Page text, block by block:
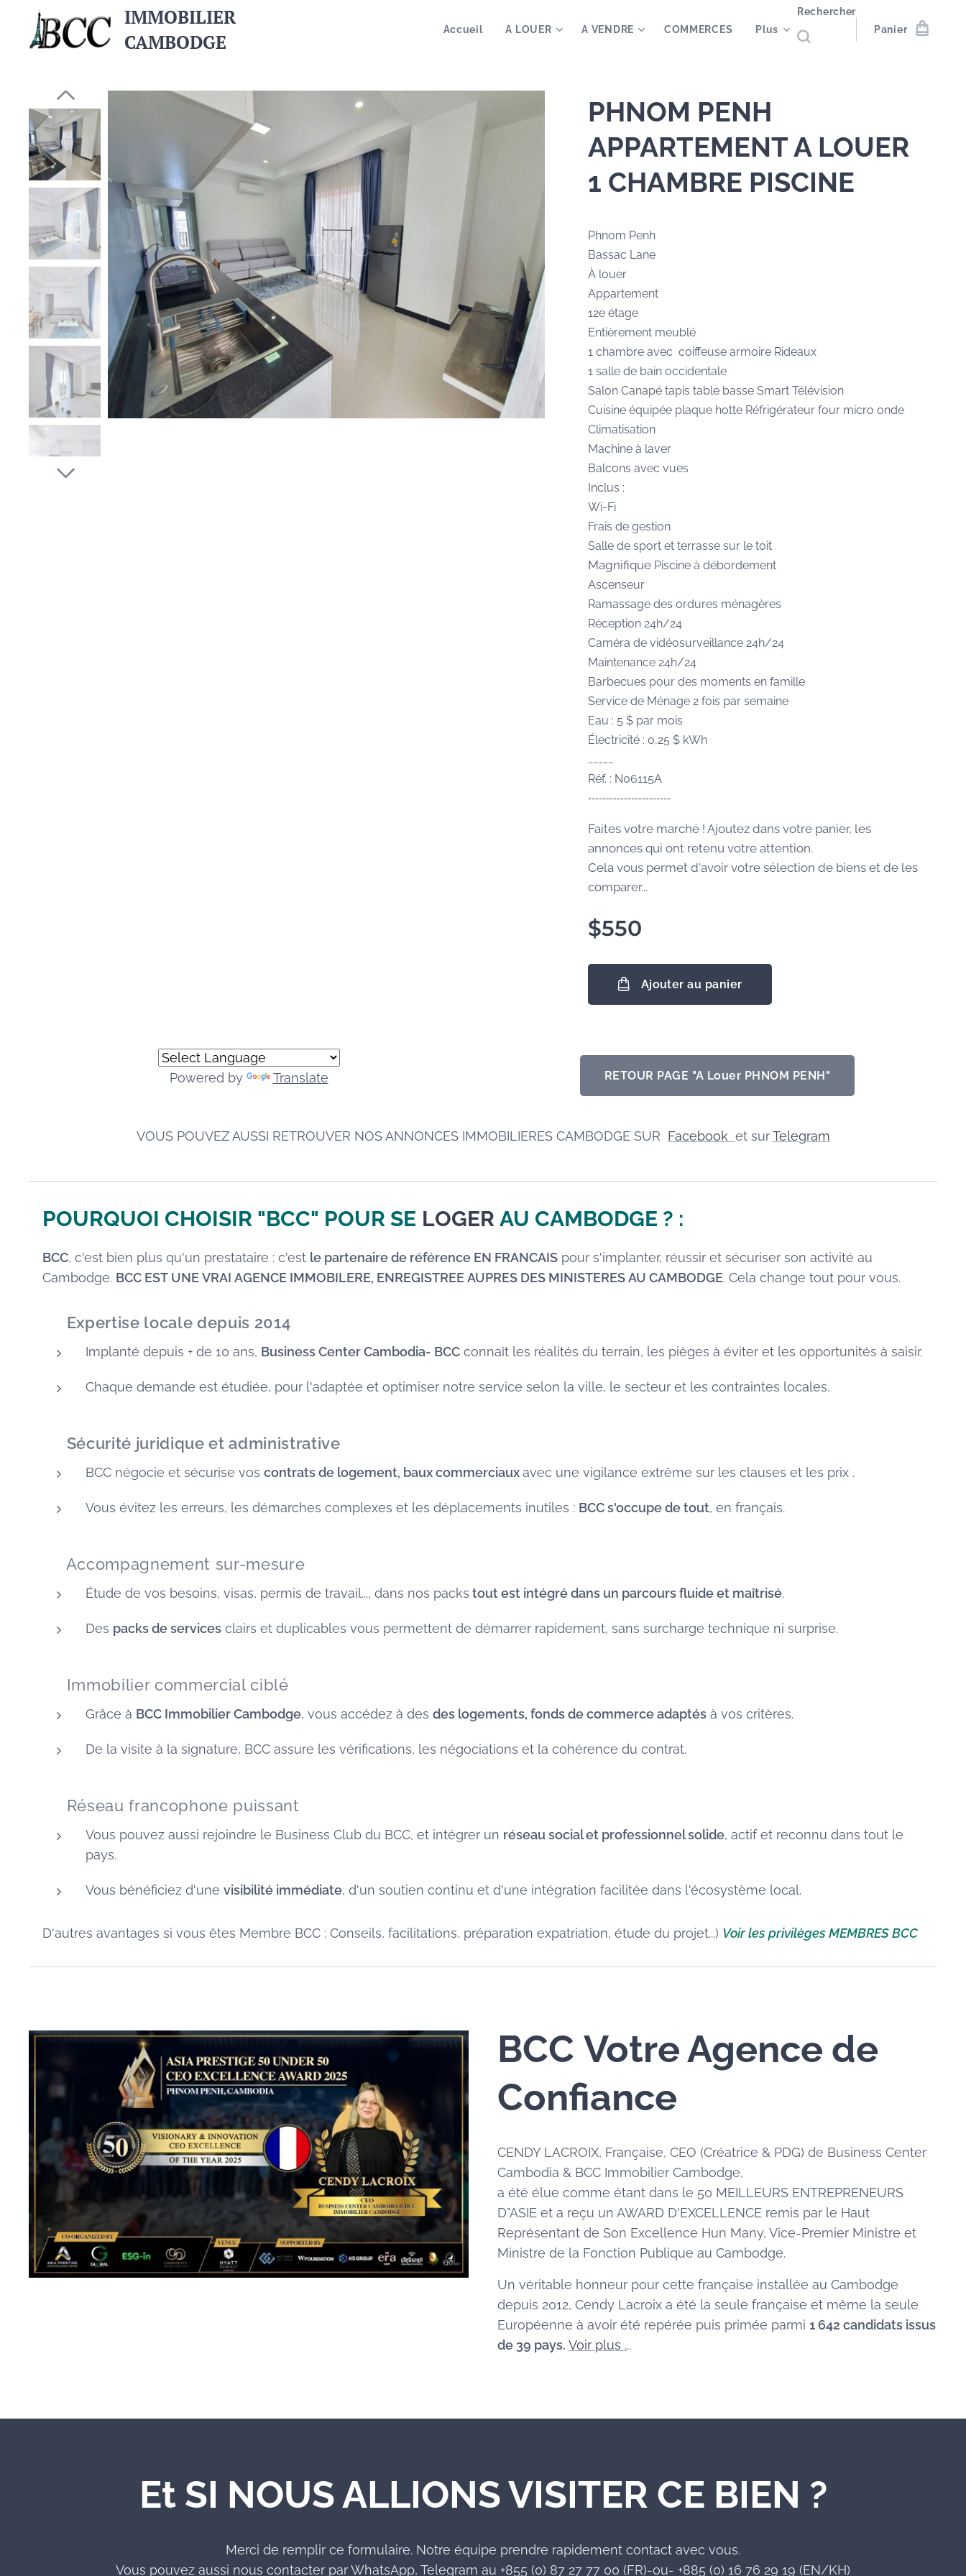
IMMOBILIER
CAMBODGE
Accueil A LOUER A VENDRE COMMERCES Plus
Rechercher
Panier
PHNOM PENH
APPARTEMENT A LOUER
1 CHAMBRE PISCINE
Phnom Penh
Bassac Lane
À louer
Appartement
12e étage
Entièrement meublé
1 chambre avec coiffeuse armoire Rideaux
1 salle de bain occidentale
Salon Canapé tapis table basse Smart Télévision
Cuisine équipée plaque hotte Réfrigérateur four micro onde
Climatisation
Machine à laver
Balcons avec vues
Inclus :
Wi-Fi
Frais de gestion
Salle de sport et terrasse sur le toit
Magnifique Piscine à débordement
Ascenseur
Ramassage des ordures ménagères
Réception 24h/24
Caméra de vidéosurveillance 24h/24
Maintenance 24h/24
Barbecues pour des moments en famille
Service de Ménage 2 fois par semaine
Eau : 5 $ par mois
Électricité : 0,25 $ kWh
……………
Réf. : N06115A
-----------------------
Faites votre marché ! Ajoutez dans votre panier, les
annonces qui ont retenu votre attention.
Cela vous permet d'avoir votre sélection de biens et de les
comparer...
$550
Ajouter au panier
Powered by Translate RETOUR PAGE "A Louer PHNOM PENH"
VOUS POUVEZ AUSSI RETROUVER NOS ANNONCES IMMOBILIERES CAMBODGE SUR Facebook et surTelegram
POURQUOI CHOISIR "BCC" POUR SE LOGERAU CAMBODGE ? :
BCC, c'est bien plus qu'un prestataire : c'est le partenaire de référence EN FRANCAISpour s'implanter, réussir et sécuriser son activité au
Cambodge. BCC EST UNE VRAI AGENCE IMMOBILERE, ENREGISTREE AUPRES DES MINISTERES AU CAMBODGE. Cela change tout pour vous.
Expertise locale depuis 2014
Implanté depuis + de 10 ans, Business Center Cambodia- BCCconnaît les réalités du terrain, les pièges à éviter et les opportunités à saisir.
Chaque demande est étudiée, pour l'adaptée et optimiser notre service selon la ville, le secteur et les contraintes locales.
Sécurité juridique et administrative
BCC négocie et sécurise vos contrats de logement, baux commerciauxavec une vigilance extrême sur les clauses et les prix .
Vous évitez les erreurs, les démarches complexes et les déplacements inutiles : BCC s'occupe de tout, en français.
🧭 Accompagnement sur-mesure
Étude de vos besoins, visas, permis de travail..., dans nos packs tout est intégré dans un parcours fluide et maîtrisé.
Des packs de servicesclairs et duplicables vous permettent de démarrer rapidement, sans surcharge technique ni surprise.
🏠 Immobilier commercial ciblé
Grâce à BCC Immobilier Cambodge, vous accédez à des des logements, fonds de commerce adaptésà vos critères.
De la visite à la signature, BCC assure les vérifications, les négociations et la cohérence du contrat.
🌐 Réseau francophone puissant
Vous pouvez aussi rejoindre le Business Club du BCC, et intégrer un réseau social et professionnel solide, actif et reconnu dans tout le
pays.
Vous bénéficiez d'une visibilité immédiate, d'un soutien continu et d'une intégration facilitée dans l'écosystème local.
D'autres avantages si vous êtes Membre BCC : Conseils, facilitations, préparation expatriation, étude du projet...) Voir les privilèges MEMBRES BCC
BCC Votre Agence de
Confiance
CENDY LACROIX, Française, CEO (Créatrice & PDG) de Business Center
Cambodia & BCC Immobilier Cambodge,
a été élue comme étant dans le 50 MEILLEURS ENTREPRENEURS
D"ASIE et a reçu un AWARD D'EXCELLENCE remis par le Haut
Représentant de Son Excellence Hun Many, Vice-Premier Ministre et
Ministre de la Fonction Publique au Cambodge.
Un véritable honneur pour cette française installée au Cambodge
depuis 2012, Cendy Lacroix a été la seule française et même la seule
Européenne à avoir été repérée puis primée parmi 1 642 candidats issus
de 39 pays. Voir plus ...
Et SI NOUS ALLIONS VISITER CE BIEN ?
Merci de remplir ce formulaire. Notre équipe prendre rapidement contact avec vous.
Vous pouvez aussi nous contacter par WhatsApp, Telegram au +855 (0) 87 27 77 00 (FR)-ou- +885 (0) 16 76 29 19 (EN/KH)